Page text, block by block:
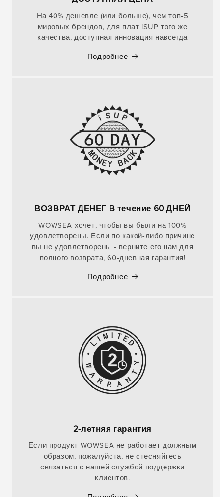
На 40% дешевле (или больше), чем топ-5
мировых брендов, для плат iSUP того же
качества, доступная инновация навсегда
Подробнее
ВОЗВРАТ ДЕНЕГ В течение 60 ДНЕЙ
WOWSEA хочет, чтобы вы были на 100%
удовлетворены. Если по какой-либо причине
вы не удовлетворены - верните его нам для
полного возврата, 60-дневная гарантия!
Подробнее
2-летняя гарантия
Если продукт WOWSEA не работает должным
образом, пожалуйста, не стесняйтесь
связаться с нашей службой поддержки
клиентов.